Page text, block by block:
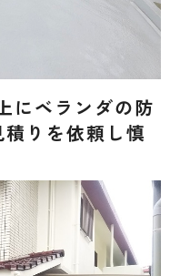
にベランダの防
りを依頼し慎